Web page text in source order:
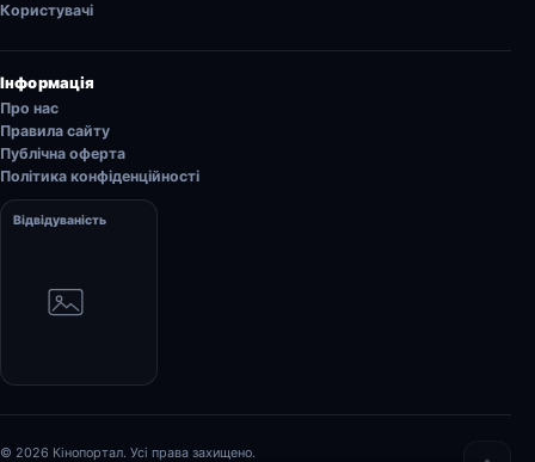
Користувачі
Інформація
Про нас
Правила сайту
Публічна оферта
Політика конфіденційності
Відвідуваність
© 2026 Кінопортал. Усі права захищено.